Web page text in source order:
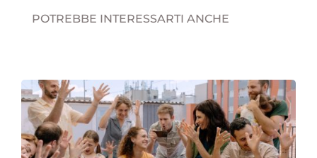
POTREBBE INTERESSARTI ANCHE